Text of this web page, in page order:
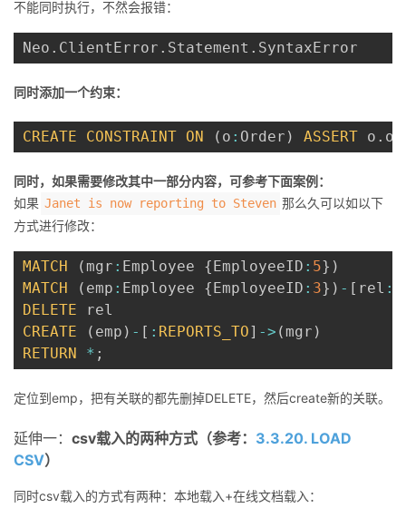
不能同时执行，不然会报错：
Neo . ClientError . Statement .
同时添加一个约束：
CREATE CONSTRAINT ON ( o : Order ) ASSERT o .
同时，如果需要修改其中一部分内容，可参考下面案例：
如果 Janet is now reporting to Steven 那么久可以如以下
方式进行修改：
MATCH ( mgr : Employee {EmployeeID : 5} )
MATCH
( emp : Employee {EmployeeID : 3} ) - [ rel :
DELETE
CREATE
( emp ) - [ : REPORTS_TO] -> ( mgr )
RETURN
* ;
定位到emp，把有关联的都先删掉DELETE，然后create新的关联。
延伸一： csv载入的两种方式（参考： 3.3.20. LOAD
CSV）
同时csv载入的方式有两种：本地载入+在线文档载入：